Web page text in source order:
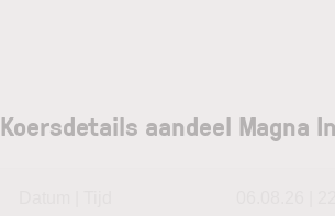
Koersdetails aandeel Magna